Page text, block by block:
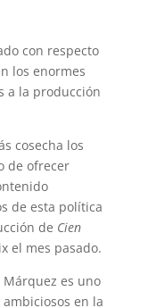
con respecto
los enormes
a la producción
cosecha los
de ofrecer
de esta política
de Cien
el mes pasado.
Márquez es uno
en la